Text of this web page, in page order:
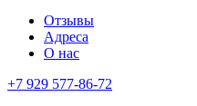
Отзывы
Адреса
О нас
+7 929 577-86-72